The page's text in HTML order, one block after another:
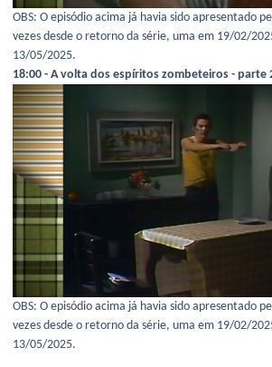
OBS: O episódio acima já havia sido apresentado
vezes desde o retorno da série, uma em 19/02/
13/05/2025.
18:00 - A volta dos espíritos zombeteiros - parte
OBS: O episódio acima já havia sido apresentado
vezes desde o retorno da série, uma em 19/02/
13/05/2025.